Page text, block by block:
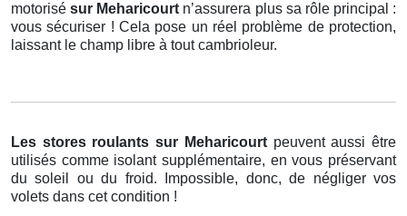
motorisésur Meharicourt n’assurera plus sa rôle principal :
vous sécuriser ! Cela pose un réel problème de protection,
laissant le champ libre à tout cambrioleur.
Les stores roulants sur Meharicourt peuvent aussi être
utilisés comme isolant supplémentaire, en vous préservant
du soleil ou du froid. Impossible, donc, de négliger vos
volets dans cet condition !